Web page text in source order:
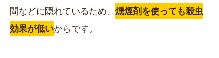
間などに隠れているため、 燻煙剤を使っても殺虫
効果が低いからです。